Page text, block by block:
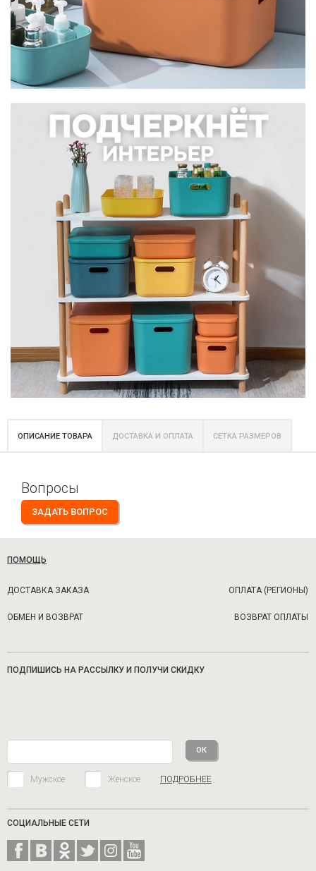
ОПИСАНИЕ ТОВАРА ДОСТАВКА И ОПЛАТА СЕТКА РАЗМЕРОВ
Вопросы
ЗАДАТЬ ВОПРОС
ПОМОЩЬ
ДОСТАВКА ЗАКАЗА ОПЛАТА (РЕГИОНЫ)
ОБМЕН И ВОЗВРАТ ВОЗВРАТ ОПЛАТЫ
ПОДПИШИСЬ НА РАССЫЛКУ И ПОЛУЧИ СКИДКУ
Мужское Женское ПОДРОБНЕЕ
СОЦИАЛЬНЫЕ СЕТИ